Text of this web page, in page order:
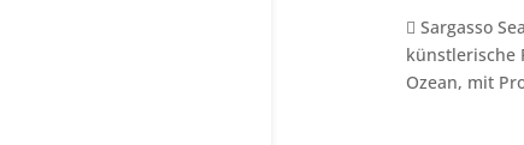
 Sargasso
künstlerische
Ozean, mit